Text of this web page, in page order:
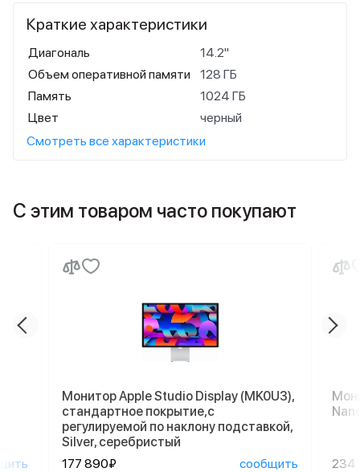
Краткие характеристики
Диагональ
14.2"
Объем оперативной памяти
128 ГБ
Память
1024 ГБ
Цвет
черный
Смотреть все характеристики
С этим товаром часто покупают
Монитор Apple Studio Display (MK0U3),
стандартное покрытие,с
регулируемой по наклону подставкой,
Silver, серебристый
177 890₽
сообщить 234